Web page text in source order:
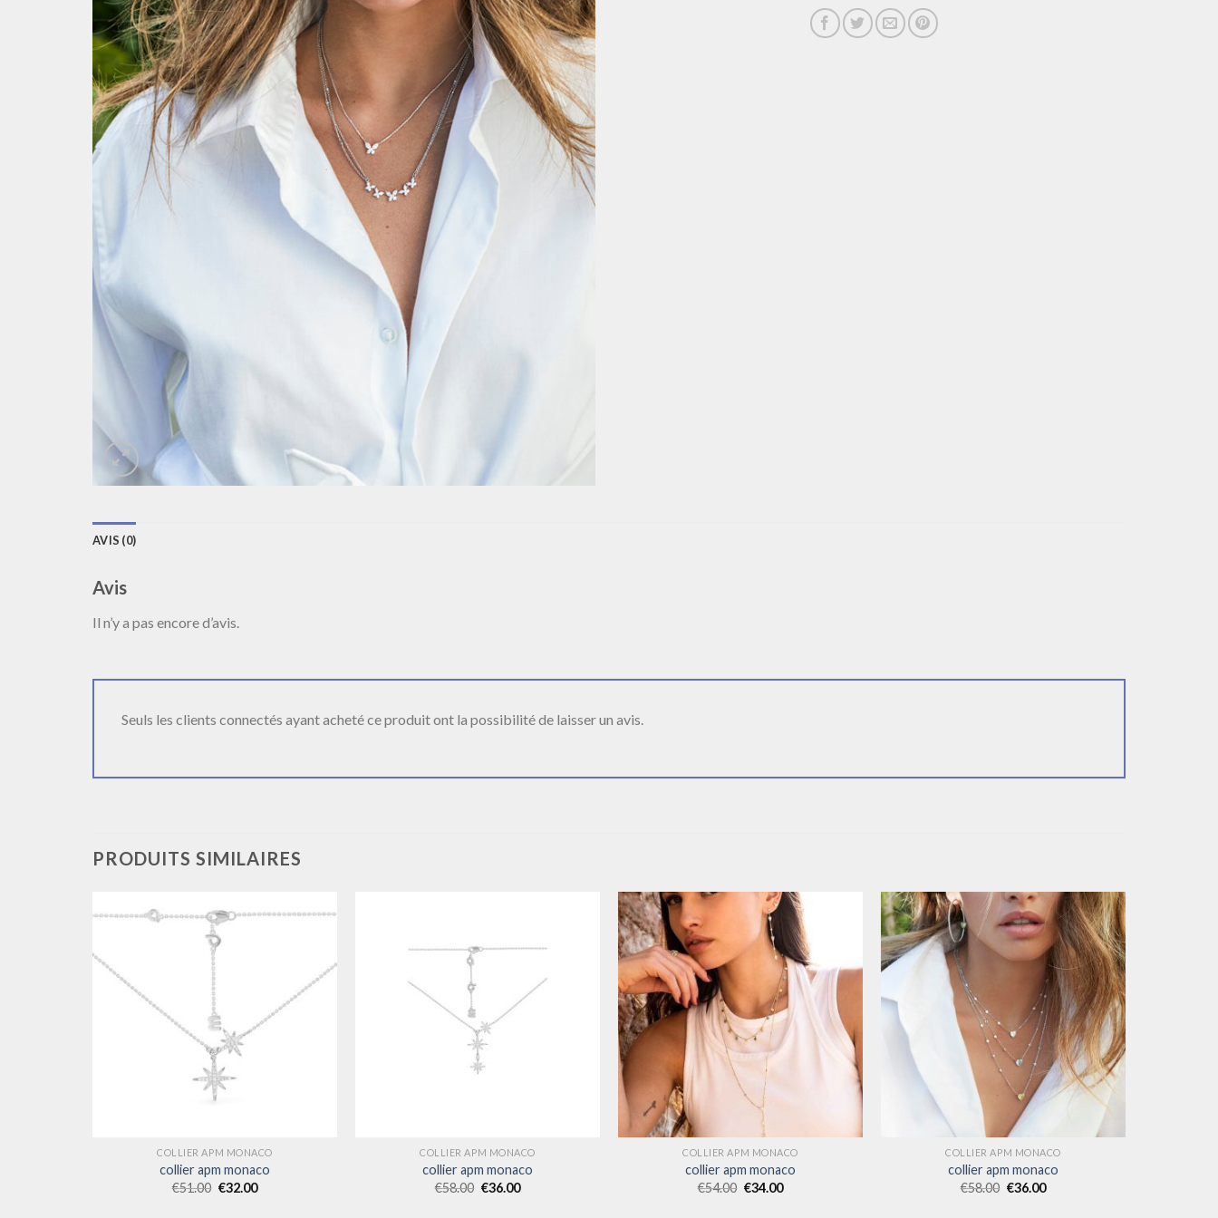
AVIS (0)
Avis
Il n’y a pas encore d’avis.
Seuls les clients connectés ayant acheté ce produit ont la possibilité de laisser un avis.
PRODUITS SIMILAIRES
COLLIER APM MONACO
collier apm monaco
€51.00 €32.00
COLLIER APM MONACO
collier apm monaco
€58.00 €36.00
COLLIER APM MONACO
collier apm monaco
€54.00 €34.00
COLLIER APM MONACO
collier apm monaco
€58.00 €36.00